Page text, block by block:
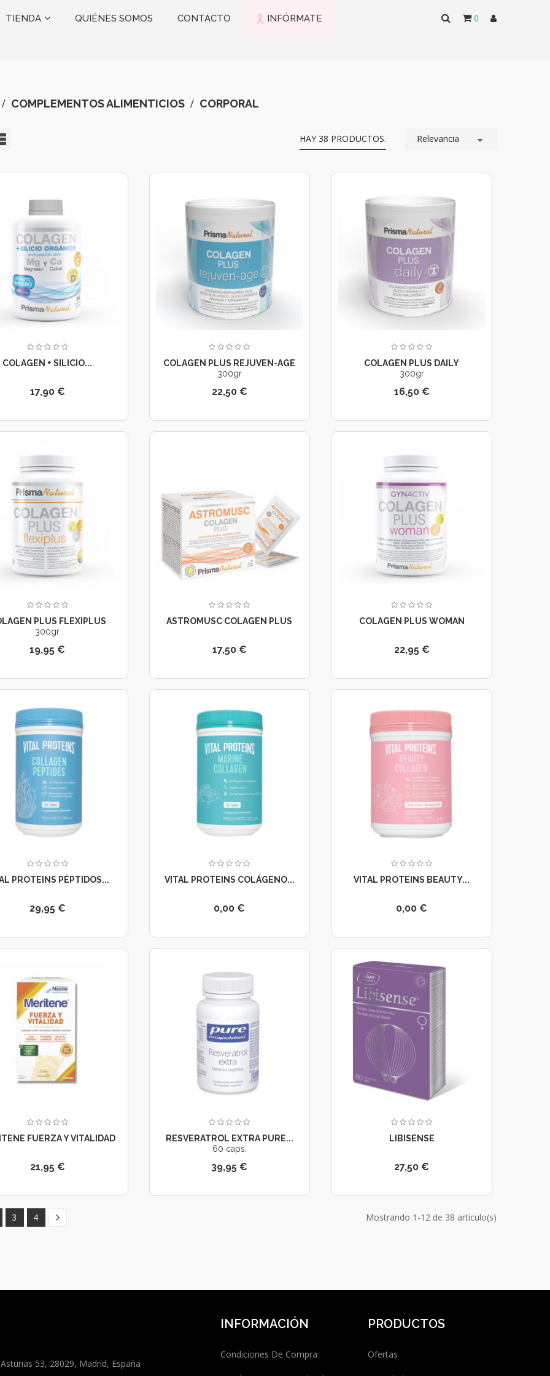
0
TIENDA QUIÉNES SOMOS CONTACTO INFÓRMATE
COMPLEMENTOS ALIMENTICIOS CORPORAL
HAY 38 PRODUCTOS. Relevancia 
COLAGEN + SILICIO...
17,90 €
COLAGEN PLUS REJUVEN-AGE
300gr
22,50 €
COLAGEN PLUS DAILY
300gr
16,50 €
PLUS FLEXIPLUS
300gr
19,95 €
ASTROMUSC COLAGEN PLUS
17,50 €
COLAGEN PLUS WOMAN
22,95 €
PROTEINS PÉPTIDOS...
29,95 €
VITAL PROTEINS COLÁGENO...
0,00 €
VITAL PROTEINS BEAUTY...
0,00 €
FUERZA Y VITALIDAD
21,95 €
RESVERATROL EXTRA PURE...
60 caps.
39,95 €
LIBISENSE
27,50 €
3 4 Mostrando 1-12 de 38 artículo(s)
53, 28029, Madrid, España
INFORMACIÓN
Condiciones De Compra
PRODUCTOS
Ofertas